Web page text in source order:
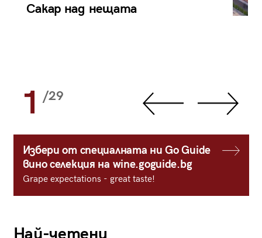
Сакар над нещата
1 /29
Избери от специалната ни Go Guide
вино селекция на wine.goguide.bg
Grape expectations - great taste!
Най-четени